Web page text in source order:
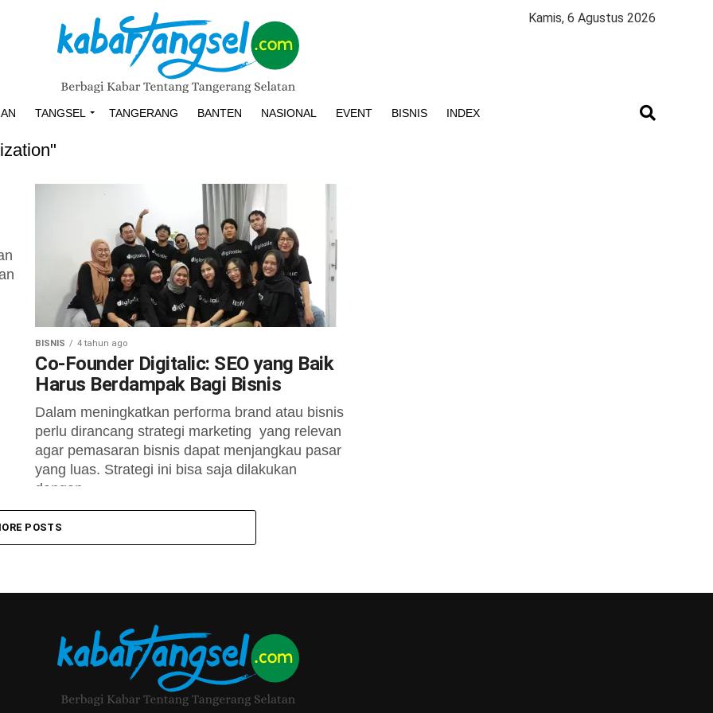
Kamis, 6 Agustus 2026
TANGSEL TANGERANG BANTEN NASIONAL EVENT BISNIS INDEX
BISNIS 4 tahun ago
Co-Founder Digitalic: SEO yang Baik
Harus Berdampak Bagi Bisnis
Dalam meningkatkan performa brand atau bisnis
perlu dirancang strategi marketing yang relevan
agar pemasaran bisnis dapat menjangkau pasar
yang luas. Strategi ini bisa saja dilakukan
dengan...
POSTS